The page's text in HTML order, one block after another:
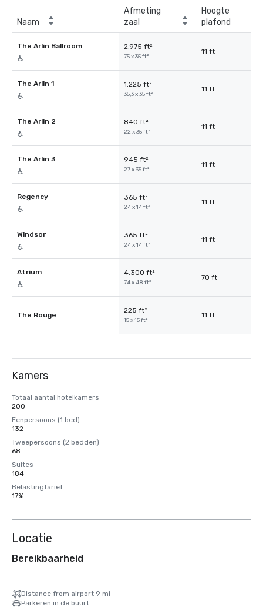
Naam
Afmeting
zaal
Hoogte
plafond
The Arlin Ballroom 2.975 ft²
75 x 35 ft²
11 ft
The Arlin 1 1.225 ft²
35,3 x 35 ft²
11 ft
The Arlin 2 840 ft²
22 x 35 ft²
11 ft
The Arlin 3 945 ft²
27 x 35 ft²
11 ft
Regency 365 ft²
24 x 14 ft²
11 ft
Windsor 365 ft²
24 x 14 ft²
11 ft
Atrium 4.300 ft²
74 x 48 ft²
70 ft
The Rouge
225 ft²
15 x 15 ft²
11 ft
Kamers
Totaal aantal hotelkamers
200
Eenpersoons (1 bed)
132
Tweepersoons (2 bedden)
68
Suites
184
Belastingtarief
17%
Locatie
Bereikbaarheid
Distance from airport 9 mi
Parkeren in de buurt